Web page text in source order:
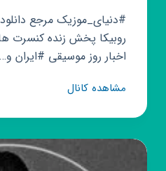
#دنیای_موزیک مرجع
روبیکا پخش زنده کنسرت ها
اخبار روز موسیقی #ایران
مشاهده کانالکانال
🇮🇷
دنیای
موزیک